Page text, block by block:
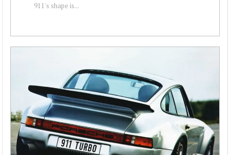
911's shape is...